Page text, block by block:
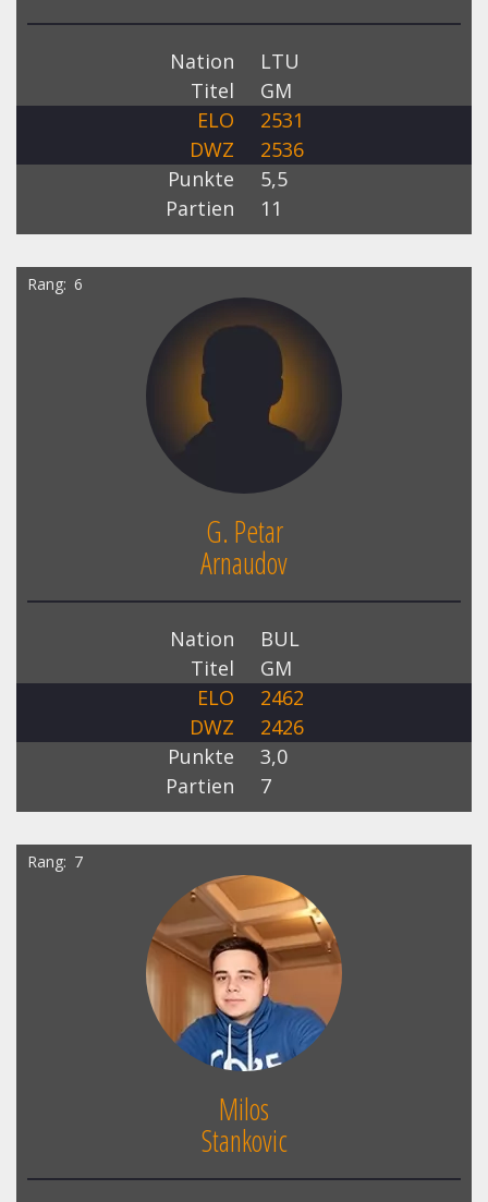
Nation
LTU
Titel
GM
ELO
2531
DWZ
2536
Punkte
5,5
Partien
11
Rang 6
G. Petar
Arnaudov
Nation
BUL
Titel
GM
ELO
2462
DWZ
2426
Punkte
3,0
Partien
7
Rang 7
Milos
Stankovic